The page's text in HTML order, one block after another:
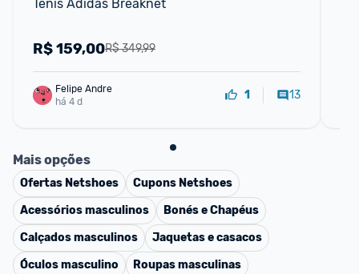
Tênis Adidas Breaknet
R$ 349,99
R$159,00
Felipe Andre
há 4 d
1 13
Mais opções
Ofertas Netshoes Cupons Netshoes
Acessórios masculinos
Bonés e Chapéus
Calçados masculinos
Jaquetas e casacos
Óculos masculino
Roupas masculinas